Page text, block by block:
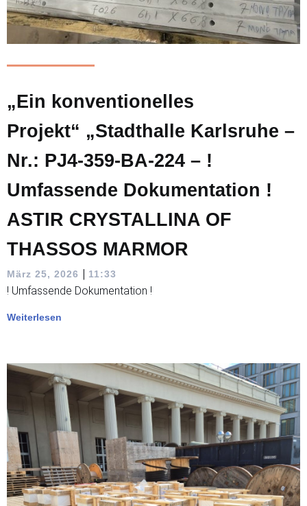
„Ein konventionelles
Projekt“ „Stadthalle Karlsruhe –
Nr.: PJ4-359-BA-224 – !
Umfassende Dokumentation !
ASTIR CRYSTALLINA OF
THASSOS MARMOR
März 25, 2026 | 11:33
! Umfassende Dokumentation !
Weiterlesen